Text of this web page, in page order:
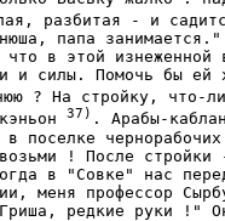
разбитая - и
папа
в этой изнеженной
и силы. Помочь бы
? На стройку, что-
37) . Арабы-
в поселке
! После стройки
в "Совке" нас
меня профессор
редкие руки !"